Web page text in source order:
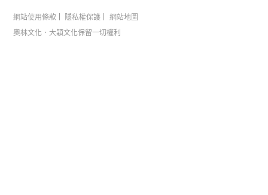
奧林文化．大穎文化保留一切權利
網站使用條款 隱私權保護 網站地圖